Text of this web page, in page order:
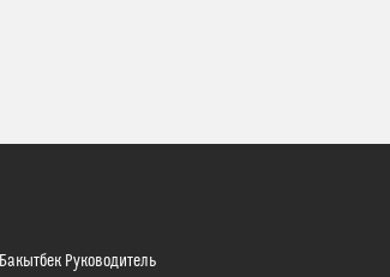
Бакытбек Руководитель